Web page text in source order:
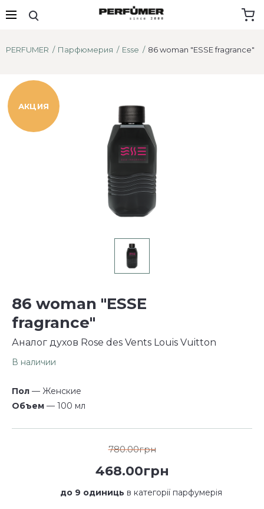
PERFUMER Парфюмерия Esse 86 woman "ESSE fragrance"
АКЦИЯ
86 woman "ESSE
fragrance"
Аналог духов Rose des Vents Louis Vuitton
В наличии
Пол
— Женские
Объем
— 100 мл
780.00грн
468.00грн
до 9 одиниць в категорії парфумерія